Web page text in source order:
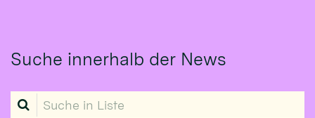
Suche innerhalb der News
Suche in Liste